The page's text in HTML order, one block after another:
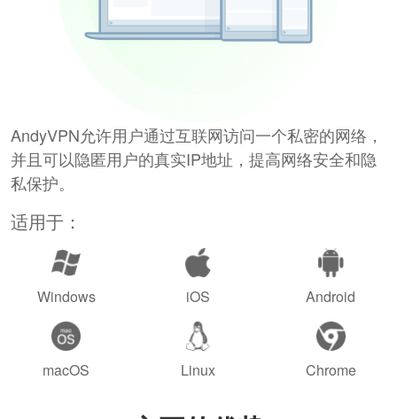
AndyVPN允许用户通过互联网访问一个私密的网络，
并且可以隐匿用户的真实IP地址，提高网络安全和隐
私保护。
适用于：
Windows iOS Android
macOS Linux Chrome